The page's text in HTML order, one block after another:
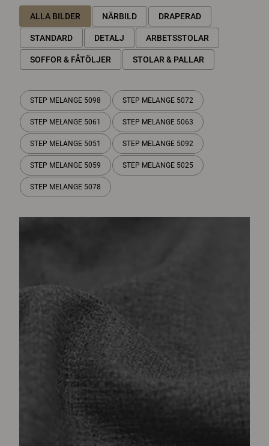
ALLA BILDER NÄRBILD DRAPERAD
STANDARD DETALJ ARBETSSTOLAR
SOFFOR & FÅTÖLJER STOLAR & PALLAR
STEP MELANGE 5098 STEP MELANGE 5072
STEP MELANGE 5061 STEP MELANGE 5063
STEP MELANGE 5051 STEP MELANGE 5092
STEP MELANGE 5059 STEP MELANGE 5025
STEP MELANGE 5078